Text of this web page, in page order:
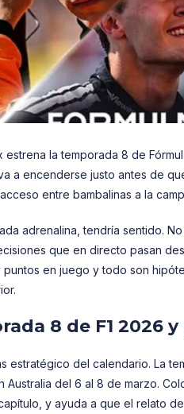
la temporada 8 de
a encenderse justo antes de
entre bambalinas a la
adrenalina, tendría sentido.
que en directo pasan
en juego y todo son
8 de F1 2026
estratégico del calendario. La
Australia del 6 al 8 de marzo.
y ayuda a que el relato